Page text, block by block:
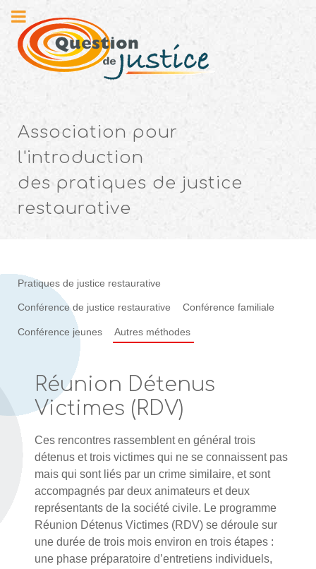
Association pour
l'introduction
des pratiques de justice
restaurative
Pratiques de justice restaurative
Conférence de justice restaurative Conférence familiale
Conférence jeunes Autres méthodes
Réunion Détenus
Victimes (RDV)
Ces rencontres rassemblent en général trois
détenus et trois victimes qui ne se connaissent pas
mais qui sont liés par un crime similaire, et sont
accompagnés par deux animateurs et deux
représentants de la société civile. Le programme
Réunion Détenus Victimes (RDV) se déroule sur
une durée de trois mois environ en trois étapes :
une phase préparatoire d’entretiens individuels,